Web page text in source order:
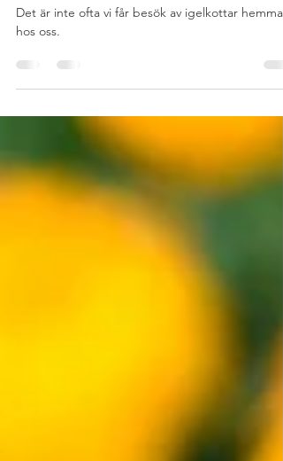
21 aug. 2019
Kottebesök
Det är inte ofta vi får besök av igelkottar hemma